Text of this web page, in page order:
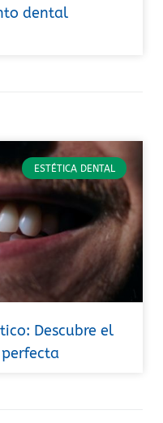
dental
ESTÉTICA DENTAL
Descubre el